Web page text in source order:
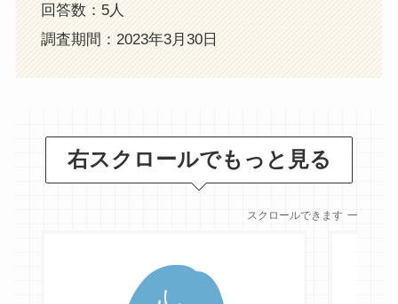
回答数：5人
調査期間：2023年3月30日
右スクロールでもっと見る
スクロールできます